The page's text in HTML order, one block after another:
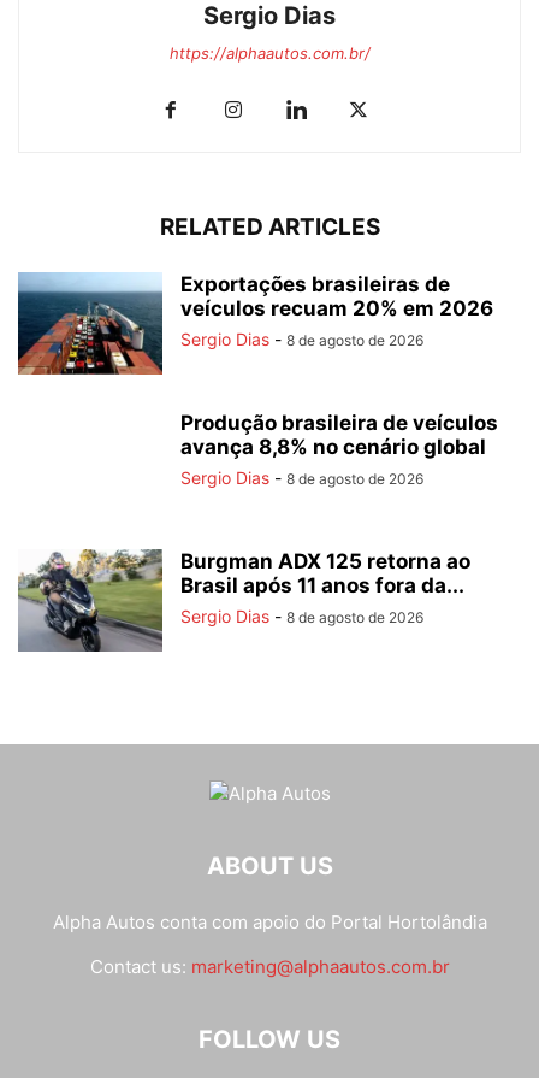
Sergio Dias
https://alphaautos.com.br/
RELATED ARTICLES
Exportações brasileiras de
veículos recuam 20% em 2026
Sergio Dias - 8 de agosto de 2026
Produção brasileira de veículos
avança 8,8% no cenário global
Sergio Dias - 8 de agosto de 2026
Burgman ADX 125 retorna ao
Brasil após 11 anos fora da...
Sergio Dias - 8 de agosto de 2026
ABOUT US
Alpha Autos conta com apoio do Portal Hortolândia
Contact us: marketing@alphaautos.com.br
FOLLOW US